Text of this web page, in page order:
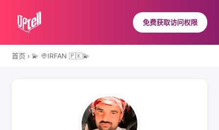
免费获取访问权限
首页 › 💫 👳IRFAN 🇵🇰💫